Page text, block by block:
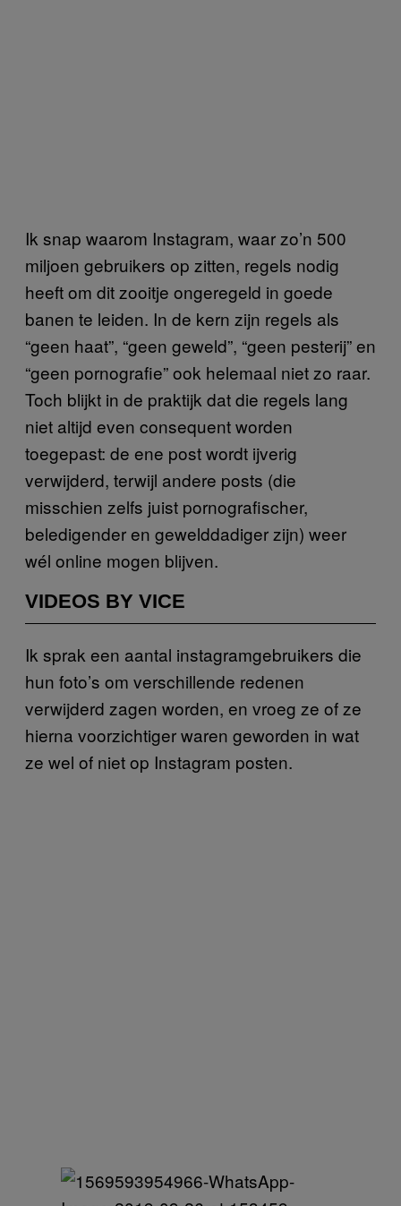
Ik snap waarom Instagram, waar zo’n 500
miljoen gebruikers op zitten, regels nodig
heeft om dit zooitje ongeregeld in goede
banen te leiden. In de kern zijn regels als
“geen haat”, “geen geweld”, “geen pesterij” en
“geen pornografie” ook helemaal niet zo raar.
Toch blijkt in de praktijk dat die regels lang
niet altijd even consequent worden
toegepast: de ene post wordt ijverig
verwijderd, terwijl andere posts (die
misschien zelfs juist pornografischer,
beledigender en gewelddadiger zijn) weer
wél online mogen blijven.
VIDEOS BY VICE
Ik sprak een aantal instagramgebruikers die
hun foto’s om verschillende redenen
verwijderd zagen worden, en vroeg ze of ze
hierna voorzichtiger waren geworden in wat
ze wel of niet op Instagram posten.